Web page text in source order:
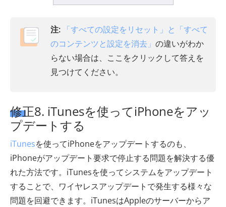
注: 「すべての設定をリセット」と「すべて
のコンテンツと設定を消去」 の違いがわか
らない場合は、ここをクリックして答えを
見つけてください。
修正8. iTunesを使ってiPhoneをアッ
プデートする
iTunesを使ってiPhoneをアップデートするのも、
iPhoneがアップデート要求で停止する問題を解決する優
れた方法です。iTunesを使ってシステムをアップデート
することで、ワイヤレスアップデートで発生する様々な
問題を回避できます。iTunesはAppleのサーバーからア